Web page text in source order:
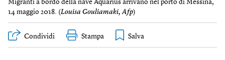
Migranti a bordo della nave Aquarius arrivano nel porto di Messina,
14 maggio 2018. (Louisa Gouliamaki, Afp)
Condividi Stampa